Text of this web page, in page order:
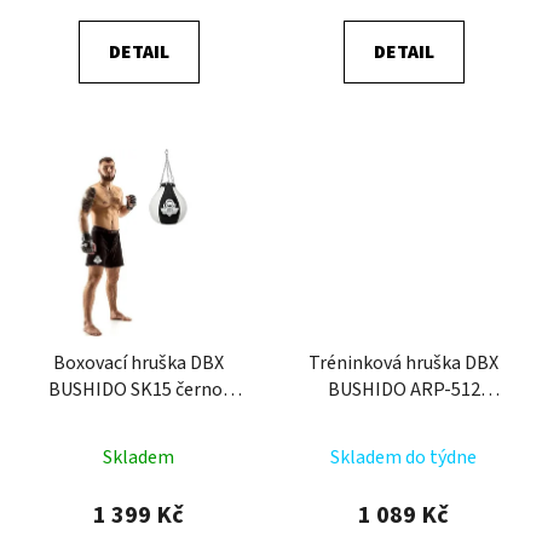
DETAIL
5,0
z
DETAIL
Boxovací hruška DBX
BUSHIDO SK15 černo-
Skladem
1 399 Kč
Tréninková hruška DBX
BUSHIDO ARP-512
Skladem do týdne
1 089 Kč